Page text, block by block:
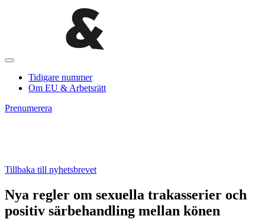
Tidigare nummer
Om EU & Arbetsrätt
Prenumerera
Tillbaka till nyhetsbrevet
Nya regler om sexuella trakasserier och
positiv särbehandling mellan könen